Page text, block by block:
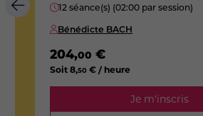
12 séance(s) (02:00 par session)
Bénédicte BACH
204,00 €
Soit8,50 € / heure
Je m'inscris